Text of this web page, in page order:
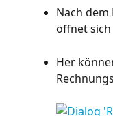
Nach dem
öffnet sich
Her